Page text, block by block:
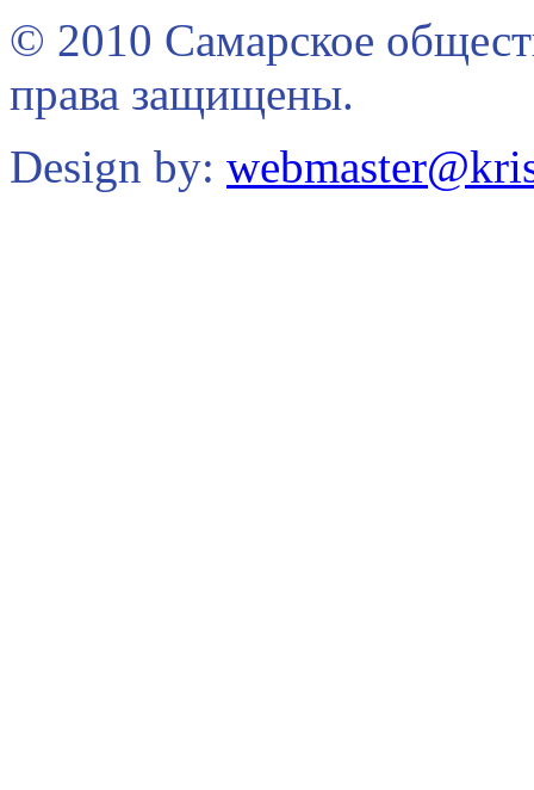
© 2010 Самарское
права защищены.
Design by: